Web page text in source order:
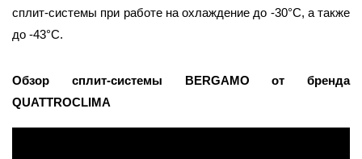
сплит-системы при работе на охлаждение до -30°С, а также
до -43°С.
Обзор сплит-системы BERGAMO от бренда
QUATTROCLIMA